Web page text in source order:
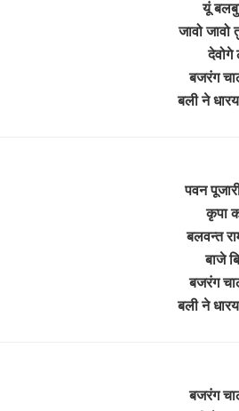
यूं
जावो
बजरंग
बली ने
पवन
कृपा
बलवन्त
बाजे
बजरंग
बली ने
बजरंग